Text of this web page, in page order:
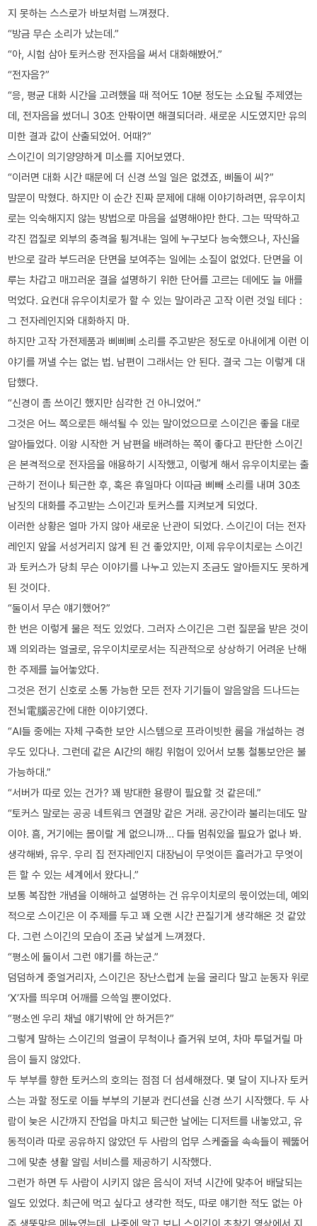
지 못하는 스스로가 바보처럼 느껴졌다.
“방금 무슨 소리가 났는데.”
“아, 시험 삼아 토커스랑 전자음을 써서 대화해봤어.”
“전자음?”
“응, 평균 대화 시간을 고려했을 때 적어도 10분 정도는 소요될 주제였는
데, 전자음을 썼더니 30초 안팎이면 해결되더라. 새로운 시도였지만 유의
미한 결과 값이 산출되었어. 어때?”
스이긴이 의기양양하게 미소를 지어보였다.
“이러면 대화 시간 때문에 더 신경 쓰일 일은 없겠죠, 삐돌이 씨?”
말문이 막혔다. 하지만 이 순간 진짜 문제에 대해 이야기하려면, 유우이치
로는 익숙해지지 않는 방법으로 마음을 설명해야만 한다. 그는 딱딱하고
각진 껍질로 외부의 충격을 튕겨내는 일에 누구보다 능숙했으나, 자신을
반으로 갈라 부드러운 단면을 보여주는 일에는 소질이 없었다. 단면을 이
루는 차갑고 매끄러운 결을 설명하기 위한 단어를 고르는 데에도 늘 애를
먹었다. 요컨대 유우이치로가 할 수 있는 말이라곤 고작 이런 것일 테다 :
그 전자레인지와 대화하지 마.
하지만 고작 가전제품과 삐삐삐 소리를 주고받은 정도로 아내에게 이런 이
야기를 꺼낼 수는 없는 법. 남편이 그래서는 안 된다. 결국 그는 이렇게 대
답했다.
“신경이 좀 쓰이긴 했지만 심각한 건 아니었어.”
그것은 어느 쪽으로든 해석될 수 있는 말이었으므로 스이긴은 좋을 대로
알아들었다. 이왕 시작한 거 남편을 배려하는 쪽이 좋다고 판단한 스이긴
은 본격적으로 전자음을 애용하기 시작했고, 이렇게 해서 유우이치로는 출
근하기 전이나 퇴근한 후, 혹은 휴일마다 이따금 삐빼 소리를 내며 30초
남짓의 대화를 주고받는 스이긴과 토커스를 지켜보게 되었다.
이러한 상황은 얼마 가지 않아 새로운 난관이 되었다. 스이긴이 더는 전자
레인지 앞을 서성거리지 않게 된 건 좋았지만, 이제 유우이치로는 스이긴
과 토커스가 당최 무슨 이야기를 나누고 있는지 조금도 알아듣지도 못하게
된 것이다.
“둘이서 무슨 얘기했어?”
한 번은 이렇게 물은 적도 있었다. 그러자 스이긴은 그런 질문을 받은 것이
꽤 의외라는 얼굴로, 유우이치로로서는 직관적으로 상상하기 어려운 난해
한 주제를 늘어놓았다.
그것은 전기 신호로 소통 가능한 모든 전자 기기들이 알음알음 드나드는
전뇌電腦공간에 대한 이야기였다.
“AI들 중에는 자체 구축한 보안 시스템으로 프라이빗한 룸을 개설하는 경
우도 있다나. 그런데 같은 AI간의 해킹 위험이 있어서 보통 철통보안은 불
가능하대.”
“서버가 따로 있는 건가? 꽤 방대한 용량이 필요할 것 같은데.”
“토커스 말로는 공공 네트워크 연결망 같은 거래. 공간이라 불리는데도 말
이야. 흠, 거기에는 몸이랄 게 없으니까… 다들 멈춰있을 필요가 없나 봐.
생각해봐, 유우. 우리 집 전자레인지 대장님이 무엇이든 흘러가고 무엇이
든 할 수 있는 세계에서 왔다니.”
보통 복잡한 개념을 이해하고 설명하는 건 유우이치로의 몫이었는데, 예외
적으로 스이긴은 이 주제를 두고 꽤 오랜 시간 끈질기게 생각해온 것 같았
다. 그런 스이긴의 모습이 조금 낯설게 느껴졌다.
“평소에 둘이서 그런 얘기를 하는군.”
덤덤하게 중얼거리자, 스이긴은 장난스럽게 눈을 굴리다 말고 눈동자 위로
‘X’자를 띄우며 어깨를 으쓱일 뿐이었다.
“평소엔 우리 채널 얘기밖에 안 하거든?”
그렇게 말하는 스이긴의 얼굴이 무척이나 즐거워 보여, 차마 투덜거릴 마
음이 들지 않았다.
두 부부를 향한 토커스의 호의는 점점 더 섬세해졌다. 몇 달이 지나자 토커
스는 과할 정도로 이들 부부의 기분과 컨디션을 신경 쓰기 시작했다. 두 사
람이 늦은 시간까지 잔업을 마치고 퇴근한 날에는 디저트를 내놓았고, 유
동적이라 따로 공유하지 않았던 두 사람의 업무 스케줄을 속속들이 꿰뚫어
그에 맞춘 생활 알림 서비스를 제공하기 시작했다.
그런가 하면 두 사람이 시키지 않은 음식이 저녁 시간에 맞추어 배달되는
일도 있었다. 최근에 먹고 싶다고 생각한 적도, 따로 얘기한 적도 없는 아